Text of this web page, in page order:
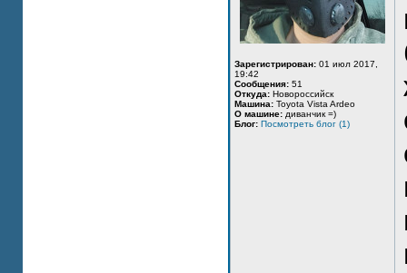
Зарегистрирован: 01 июл 2017,
19:42
Сообщения: 51
Откуда: Новороссийск
Машина: Toyota Vista Ardeo
О машине: диванчик =)
Блог: Посмотреть блог (1)